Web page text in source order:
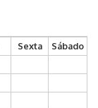
Sexta
Sábado